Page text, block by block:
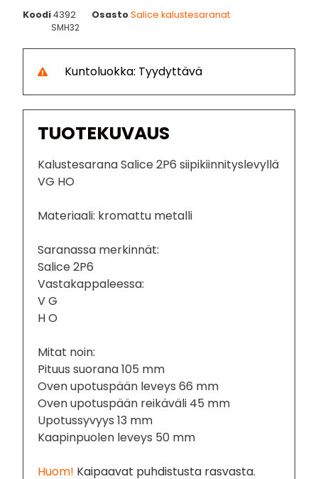
Koodi4392 OsastoSalice kalustesaranat
SMH32
Kuntoluokka: Tyydyttävä
TUOTEKUVAUS
Kalustesarana Salice 2P6 siipikiinnityslevyllä
VG HO
Materiaali: kromattu metalli
Saranassa merkinnät:
Salice 2P6
Vastakappaleessa:
V G
H O
Mitat noin:
Pituus suorana 105 mm
Oven upotuspään leveys 66 mm
Oven upotuspään reikäväli 45 mm
Upotussyvyys 13 mm
Kaapinpuolen leveys 50 mm
Huom! Kaipaavat puhdistusta rasvasta.